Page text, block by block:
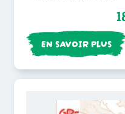
Jaca
EN SAVOIR PLUS